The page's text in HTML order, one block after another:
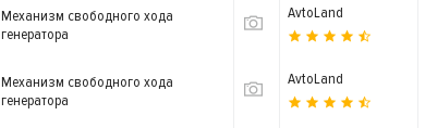
Механизм свободного хода
генератора
AvtoLand
Механизм свободного хода
генератора
AvtoLand